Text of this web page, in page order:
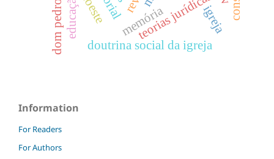
teorias jurídicas
educação
doutrina social da igreja
igreja
memória
dom pedro iv
Information
For Readers
For Authors